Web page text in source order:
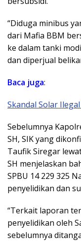
“Diduga minibus
dari Mafia BBM
ke dalam tanki
dan diperjual
Baca juga:
Skandal Solar
Sebelumnya
SH, SIK yang
Taufik Siregar
SH menjelaskan
SPBU 14 229 325
penyelidikan dan
“Terkait laporan
penyelidikan oleh
sebelumnya